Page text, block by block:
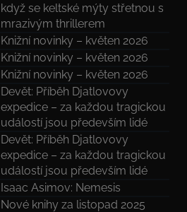
když se keltské mýty střetnou s
mrazivým thrillerem
Knižní novinky – květen 2026
Knižní novinky – květen 2026
Knižní novinky – květen 2026
Devět: Příběh Djatlovovy
expedice – za každou tragickou
událostí jsou především lidé
Devět: Příběh Djatlovovy
expedice – za každou tragickou
událostí jsou především lidé
Isaac Asimov: Nemesis
Nové knihy za listopad 2025